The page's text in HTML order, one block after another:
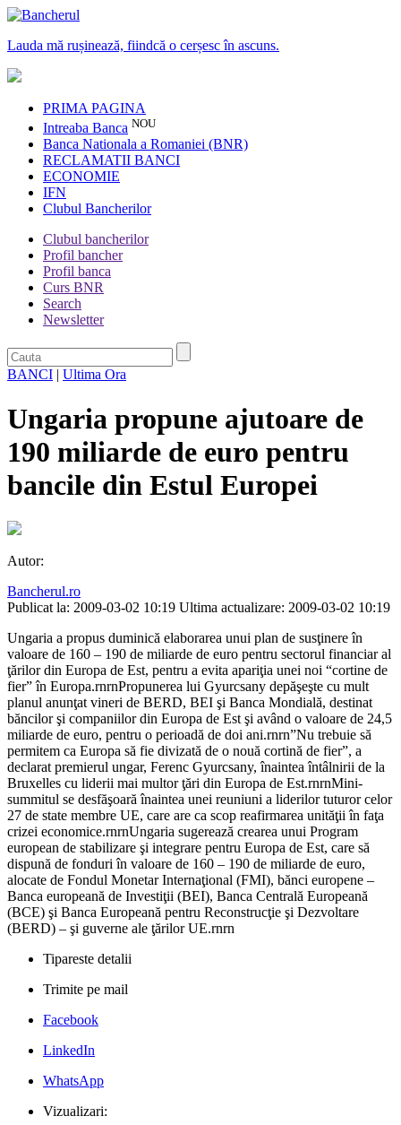
Lauda mă rușinează, fiindcă o cerșesc în ascuns.
PRIMA PAGINA
Intreaba Banca NOU
Banca Nationala a Romaniei (BNR)
RECLAMATII BANCI
ECONOMIE
IFN
Clubul Bancherilor
Clubul bancherilor
Profil bancher
Profil banca
Curs BNR
Search
Newsletter
BANCI | Ultima Ora
Ungaria propune ajutoare de
190 miliarde de euro pentru
bancile din Estul Europei
Autor:
Bancherul.ro
Publicat la: 2009-03-02 10:19 Ultima actualizare: 2009-03-02 10:19
Ungaria a propus duminică elaborarea unui plan de susţinere în
valoare de 160 – 190 de miliarde de euro pentru sectorul financiar al
ţărilor din Europa de Est, pentru a evita apariţia unei noi “cortine de
fier” în Europa.rnrnPropunerea lui Gyurcsany depăşeşte cu mult
planul anunţat vineri de BERD, BEI şi Banca Mondială, destinat
băncilor şi companiilor din Europa de Est şi având o valoare de 24,5
miliarde de euro, pentru o perioadă de doi ani.rnrn”Nu trebuie să
permitem ca Europa să fie divizată de o nouă cortină de fier”, a
declarat premierul ungar, Ferenc Gyurcsany, înaintea întâlnirii de la
Bruxelles cu liderii mai multor ţări din Europa de Est.rnrnMini-
summitul se desfăşoară înaintea unei reuniuni a liderilor tuturor celor
27 de state membre UE, care are ca scop reafirmarea unităţii în faţa
crizei economice.rnrnUngaria sugerează crearea unui Program
european de stabilizare şi integrare pentru Europa de Est, care să
dispună de fonduri în valoare de 160 – 190 de miliarde de euro,
alocate de Fondul Monetar Internaţional (FMI), bănci europene –
Banca europeană de Investiţii (BEI), Banca Centrală Europeană
(BCE) şi Banca Europeană pentru Reconstrucţie şi Dezvoltare
(BERD) – şi guverne ale ţărilor UE.rnrn
Tipareste detalii
Trimite pe mail
Facebook
LinkedIn
WhatsApp
Vizualizari: